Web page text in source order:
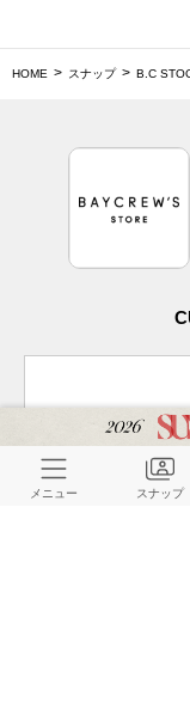
HOME スナップ B.C
メニュー スナップ